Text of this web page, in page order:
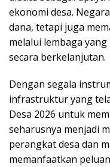
ekonomi desa.
dana, tetapi juga
melalui lembaga
secara berkelanjutan.
Dengan segala
infrastruktur yang
Desa 2026 untuk
seharusnya menjadi
perangkat desa dan
memanfaatkan